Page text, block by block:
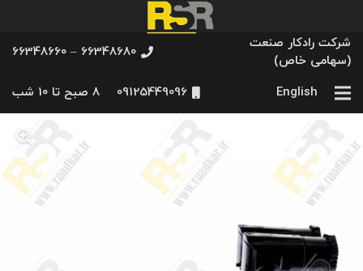
شرکت رادکار صنعت
(سهامی خاص)
66348680 – 66348660
English
09125449096 8 صبح تا 10 شب